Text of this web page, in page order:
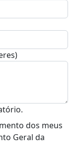
dos meus
Geral da